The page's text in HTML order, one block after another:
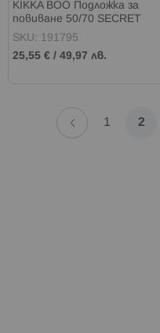
KIKKA BOO Подложка за
повиване 50/70 SECRET
GARDEN GREEN
SKU: 191795
25,55 € / 49,97 лв.
Страница
Назад
Страница
1 В
2